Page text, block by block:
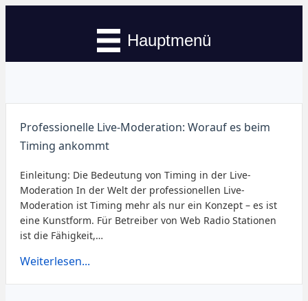
Hauptmenü
Professionelle Live-Moderation: Worauf es beim
Timing ankommt
Einleitung: Die Bedeutung von Timing in der Live-
Moderation In der Welt der professionellen Live-
Moderation ist Timing mehr als nur ein Konzept – es ist
eine Kunstform. Für Betreiber von Web Radio Stationen
ist die Fähigkeit,…
Weiterlesen...